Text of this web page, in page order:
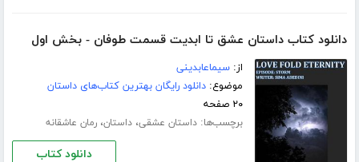
دانلود کتاب داستان عشق تا ابدیت قسمت طوفان - بخش اول
از:سیماعابدینی
موضوع:دانلود رایگان بهترین کتاب‌های داستان
۲۰ صفحه
برچسب‌ها:داستان عشقی،داستان،رمان عاشقانه
دانلود کتاب